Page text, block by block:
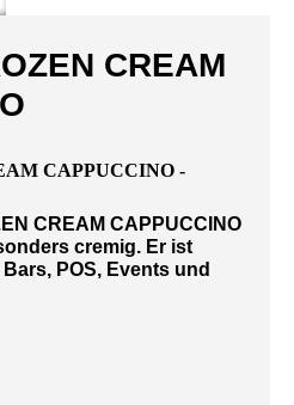
CREAM
CAPPUCCINO -
CREAM CAPPUCCINO
cremig. Er ist
POS, Events und